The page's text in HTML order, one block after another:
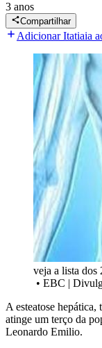
3 anos
Compartilhar
Adicionar Itatiaia
veja a lista dos
• EBC |
A esteatose
atinge um terço da
Leonardo Emilio.